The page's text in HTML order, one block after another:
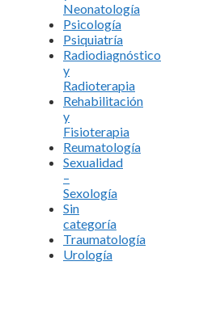
Neonatología
Psicología
Psiquiatría
Radiodiagnóstico
y
Radioterapia
Rehabilitación
y
Fisioterapia
Reumatología
Sexualidad
–
Sexología
Sin
categoría
Traumatología
Urología